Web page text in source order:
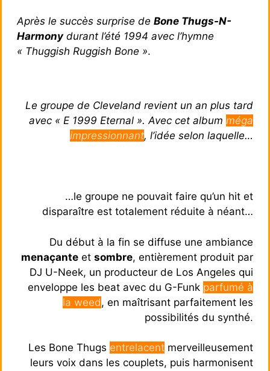
Après le succès surprise de Bone Thugs-N-
Harmonydurant l’été 1994 avec l’hymne
« Thuggish Ruggish Bone ».
Le groupe de Cleveland revient un an plus tard
avec « E 1999 Eternal ». Avec cet album méga
impressionnant, l’idée selon laquelle…
…le groupe ne pouvait faire qu’un hit et
disparaître est totalement réduite à néant…
Du début à la fin se diffuse une ambiance
menaçante et sombre, entièrement produit par
DJ U-Neek, un producteur de Los Angeles qui
enveloppe les beat avec du G-Funk parfumé à
la weed, en maîtrisant parfaitement les
possibilités du synthé.
Les Bone Thugs entrelacent merveilleusement
leurs voix dans les couplets, puis harmonisent